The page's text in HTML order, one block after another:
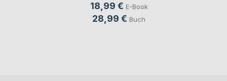
18,99 € E-Book
28,99 € Buch